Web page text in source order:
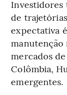
Investidores
de
expectativa
mercados
Colômbia,
emergentes.